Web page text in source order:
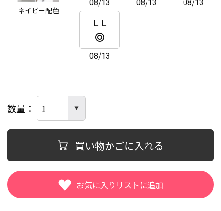
ネイビー配色
ＬＬ
08/13
数量
買い物かごに入れる